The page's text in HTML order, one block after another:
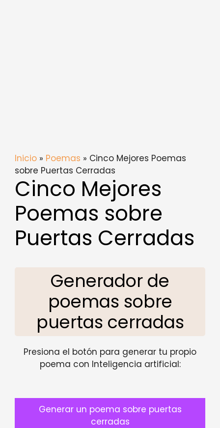
Inicio » Poemas » Cinco Mejores Poemas
sobre Puertas Cerradas
Cinco Mejores
Poemas sobre
Puertas Cerradas
Generador de
poemas sobre
puertas cerradas
Presiona el botón para generar tu propio
poema con Inteligencia artificial:
Generar un poema sobre puertas
cerradas